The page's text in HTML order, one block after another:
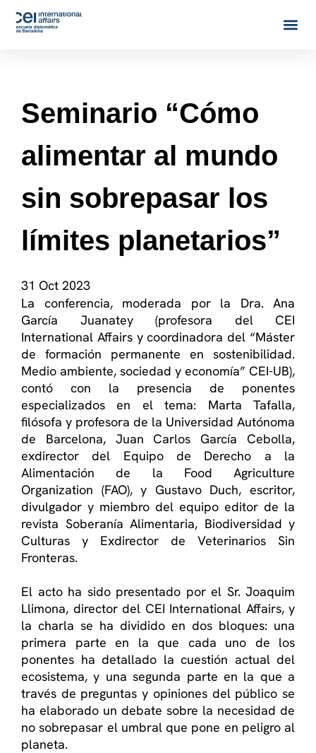
Seminario “Cómo
alimentar al mundo
sin sobrepasar los
límites planetarios”
31 Oct 2023
La conferencia, moderada por la Dra. Ana
García Juanatey (profesora del CEI
International Affairs y coordinadora del “Máster
de formación permanente en sostenibilidad.
Medio ambiente, sociedad y economía” CEI-UB),
contó con la presencia de ponentes
especializados en el tema: Marta Tafalla,
filósofa y profesora de la Universidad Autónoma
de Barcelona, Juan Carlos García Cebolla,
exdirector del Equipo de Derecho a la
Alimentación de la Food Agriculture
Organization (FAO), y Gustavo Duch, escritor,
divulgador y miembro del equipo editor de la
revista Soberanía Alimentaria, Biodiversidad y
Culturas y Exdirector de Veterinarios Sin
Fronteras.
El acto ha sido presentado por el Sr. Joaquim
Llimona, director del CEI International Affairs, y
la charla se ha dividido en dos bloques: una
primera parte en la que cada uno de los
ponentes ha detallado la cuestión actual del
ecosistema, y una segunda parte en la que a
través de preguntas y opiniones del público se
ha elaborado un debate sobre la necesidad de
no sobrepasar el umbral que pone en peligro al
planeta.